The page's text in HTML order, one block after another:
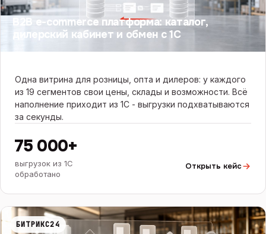
B2B e-commerce платформа: каталог,
дилерский кабинет и обмен с 1С
Одна витрина для розницы, опта и дилеров: у каждого
из 19 сегментов свои цены, склады и возможности. Всё
наполнение приходит из 1С - выгрузки подхватываются
за секунды.
75 000+
выгрузок из 1С
обработано
Открыть кейс
БИТРИКС24